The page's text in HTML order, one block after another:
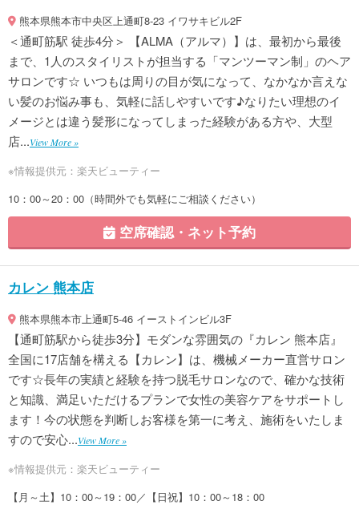
熊本県熊本市中央区上通町8-23 イワサキビル2F
＜通町筋駅 徒歩4分＞ 【ALMA（アルマ）】は、最初から最後
まで、1人のスタイリストが担当する「マンツーマン制」のヘア
サロンです☆ いつもは周りの目が気になって、なかなか言えな
い髪のお悩み事も、気軽に話しやすいです♪なりたい理想のイ
メージとは違う髪形になってしまった経験がある方や、大型
店...View More »
※情報提供元：楽天ビューティー
10：00～20：00（時間外でも気軽にご相談ください）
空席確認・ネット予約
カレン 熊本店
熊本県熊本市上通町5-46 イーストインビル3F
【通町筋駅から徒歩3分】モダンな雰囲気の『カレン 熊本店』
全国に17店舗を構える【カレン】は、機械メーカー直営サロン
です☆長年の実績と経験を持つ脱毛サロンなので、確かな技術
と知識、満足いただけるプランで女性の美容ケアをサポートし
ます！今の状態を判断しお客様を第一に考え、施術をいたしま
すので安心...View More »
※情報提供元：楽天ビューティー
【月～土】10：00～19：00／【日祝】10：00～18：00